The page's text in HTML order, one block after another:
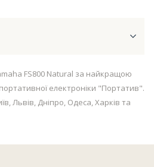
FS800 Natural за найкращою
електроніки "Портатив".
Львів, Дніпро, Одеса, Харків та